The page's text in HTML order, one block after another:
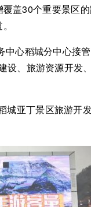
盖30个重要景区
心稻城分中心接
设、旅游资源开发
城亚丁景区旅游开